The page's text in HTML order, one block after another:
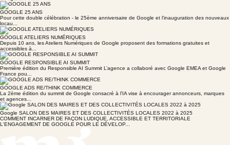
GOOGLE 25 ANS
Pour cette double célébration - le 25ème anniversaire de Google et l’inauguration des nouveaux
locau...
GOOGLE ATELIERS NUMÉRIQUES
Depuis 10 ans, les Ateliers Numériques de Google proposent des formations gratuites et
accessibles à...
GOOGLE RESPONSIBLE AI SUMMIT
Première édition du Responsible AI Summit L’agence a collaboré avec Google EMEA et Google
France pou...
GOOGLE ADS RE/THINK COMMERCE
La 2ème édition du summit de Google consacré à l'IA vise à encourager annonceurs, marques
et agences...
Google SALON DES MAIRES ET DES COLLECTIVITÉS LOCALES 2022 à 2025
COMMENT INCARNER DE FAÇON LUDIQUE, ACCESSIBLE ET TERRITORIALE
L'ENGAGEMENT DE GOOGLE POUR LE DÉVELOP...